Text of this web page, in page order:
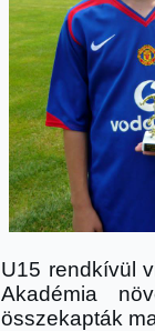
U15 rendkívül
Akadémia
összekapták